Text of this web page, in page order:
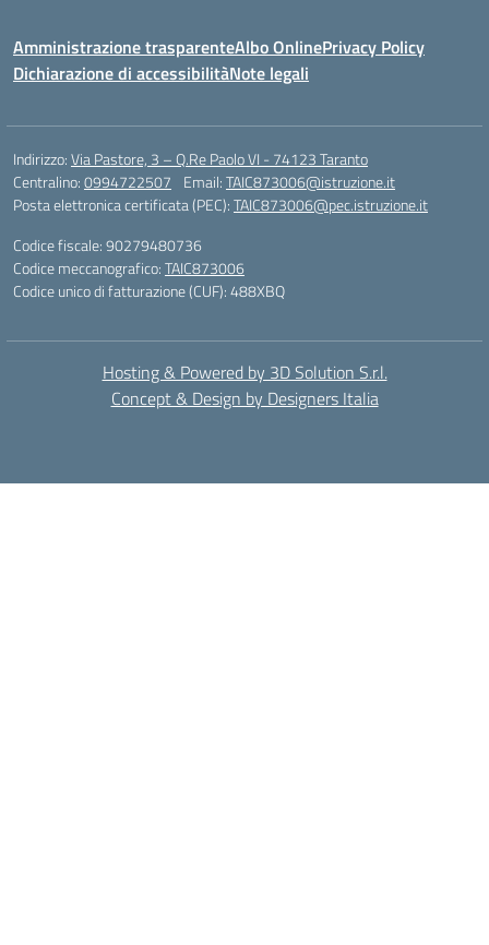
Amministrazione trasparenteAlbo OnlinePrivacy Policy
Dichiarazione di accessibilitàNote legali
Indirizzo:Via Pastore, 3 – Q.Re Paolo VI - 74123 Taranto
Centralino:0994722507 Email:TAIC873006@istruzione.it
Posta elettronica certificata (PEC):TAIC873006@pec.istruzione.it
Codice fiscale: 90279480736
Codice meccanografico:TAIC873006
Codice unico di fatturazione (CUF): 488XBQ
Hosting & Powered by 3D Solution S.r.l.
Concept & Design by Designers Italia